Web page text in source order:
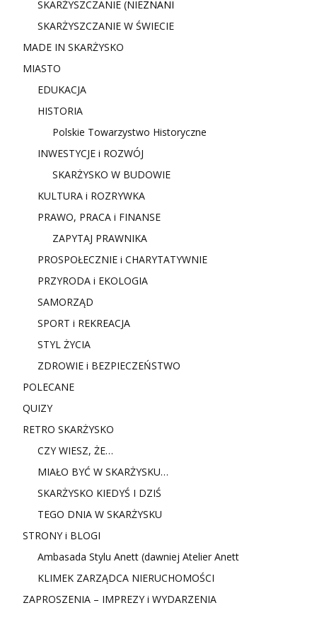
SKARŻYSZCZANIE (NIEZNANI
SKARŻYSZCZANIE W ŚWIECIE
MADE IN SKARŻYSKO
MIASTO
EDUKACJA
HISTORIA
Polskie Towarzystwo Historyczne
INWESTYCJE i ROZWÓJ
SKARŻYSKO W BUDOWIE
KULTURA i ROZRYWKA
PRAWO, PRACA i FINANSE
ZAPYTAJ PRAWNIKA
PROSPOŁECZNIE i CHARYTATYWNIE
PRZYRODA i EKOLOGIA
SAMORZĄD
SPORT i REKREACJA
STYL ŻYCIA
ZDROWIE i BEZPIECZEŃSTWO
POLECANE
QUIZY
RETRO SKARŻYSKO
CZY WIESZ, ŻE…
MIAŁO BYĆ W SKARŻYSKU…
SKARŻYSKO KIEDYŚ I DZIŚ
TEGO DNIA W SKARŻYSKU
STRONY i BLOGI
Ambasada Stylu Anett (dawniej Atelier Anett
KLIMEK ZARZĄDCA NIERUCHOMOŚCI
ZAPROSZENIA – IMPREZY i WYDARZENIA